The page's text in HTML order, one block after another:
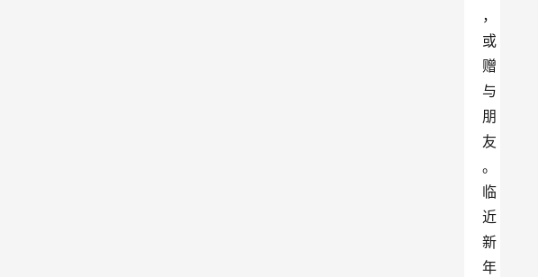
，
或
赠
与
朋
友
。
临
近
新
年